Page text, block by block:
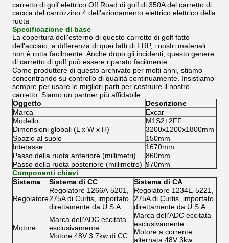
carretto di golf elettrico Off Road di golf di 350A del carretto di
caccia del carrozzino 4 dell'azionamento elettrico elettrico della
ruota
Specificazione di base
La copertura dell'esterno di questo carretto di golf fatto
dell'acciaio, a differenza di quei fatti di FRP, i nostri materiali
non è rotta facilmente. Anche dopo gli incidenti, questo genere
di carretto di golf può essere riparato facilmente.
Come produttore di questo archivato per molti anni, stiamo
concentrando su controllo di qualità continuamente. Insistiamo
sempre per usare le migliori parti per costruire il nostro
carretto. Siamo un partner più affidabile.
Oggetto
Descrizione
Marca
Excar
Modello
M1S2+2FF
Dimensioni globali (L x W x H)
3200x1200x1800mm
Spazio al suolo
150mm
Interasse
1670mm
Passo della ruota anteriore (millimetri)
860mm
Passo della ruota posteriore (millimetro) 970mm
Componenti chiavi
Sistema
Sistema di CC Sistema di CA
Regolatore
Regolatore 1266A-5201,
275A di Curtis, importato
direttamente da U.S.A.
Regolatore 1234E-5221,
275A di Curtis, importato
direttamente da U.S.A.
Motore
Marca dell'ADC eccitata
esclusivamente
Motore 48V 3.7kw di CC
Marca dell'ADC eccitata
esclusivamente
Motore a corrente
alternata 48V 3kw